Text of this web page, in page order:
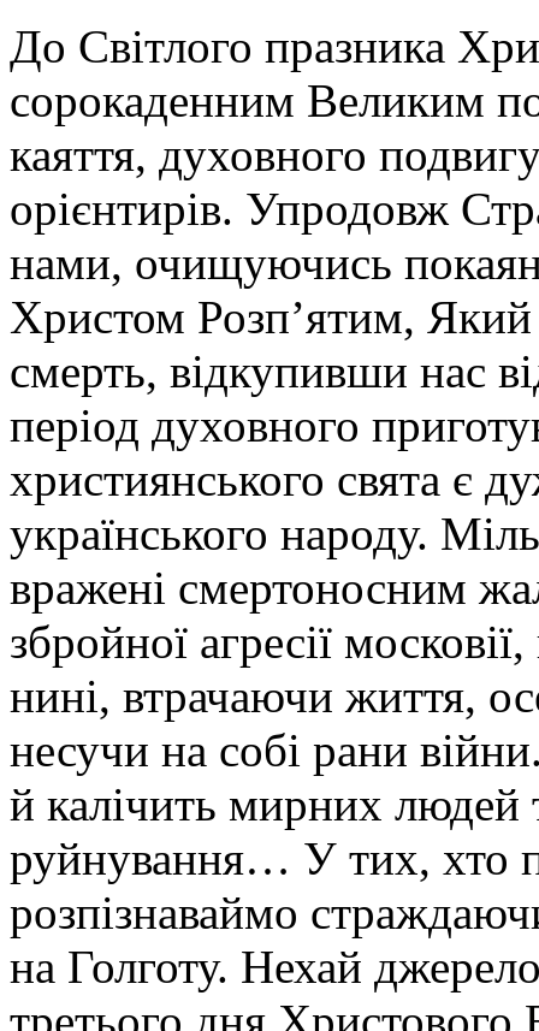
До Світлого празника
сорокаденним Великим
каяття, духовного
орієнтирів. Упродовж
нами, очищуючись
Христом Розп’ятим, Який
смерть, відкупивши нас
період духовного
християнського свята є
українського народу.
вражені смертоносним
збройної агресії
нині, втрачаючи життя,
несучи на собі рани
й калічить мирних людей
руйнування… У тих, хто
розпізнаваймо
на Голготу. Нехай
третього дня